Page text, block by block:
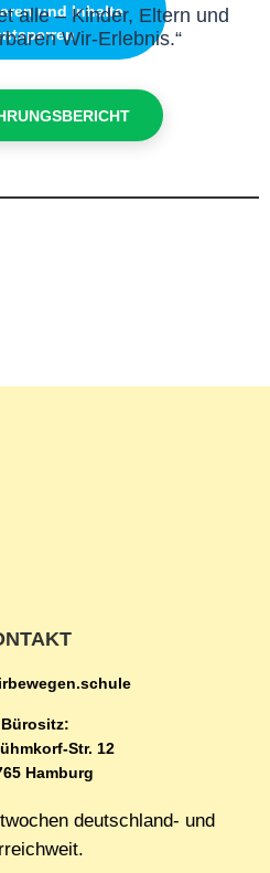
und Inhalte
alle – Kinder, Eltern und
Wir-Erlebnis.“
Bürositz:
Str. 12
Hamburg
deutschland- und